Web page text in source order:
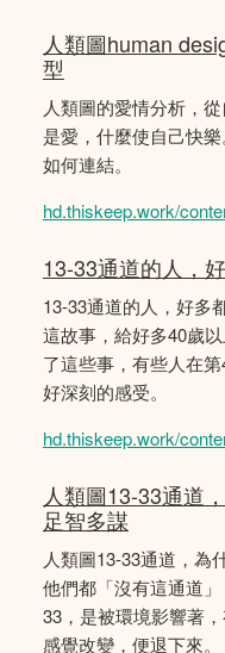
人類圖human
型
人類圖的愛情分析，
是愛，什麼使自己快
如何連結。
hd.thiskeep.work/
13-33通道的人，
13-33通道的人，好多
這故事，給好多40歲
了這些事，有些人在第
好深刻的感受。
hd.thiskeep.work/
人類圖13-33通道
足智多謀
人類圖13-33通道，為
他們都「沒有這通道
33，是被環境影響著
感覺改變，便退下來。